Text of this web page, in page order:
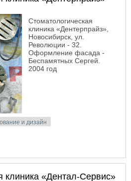
Стоматологическая
клиника «Дентерпрайз»,
Новосибирск, ул.
Революции - 32.
Оформление фасада -
Беспамятных Сергей.
2004 год
и дизайн
клиника «Дентал-Сервис»